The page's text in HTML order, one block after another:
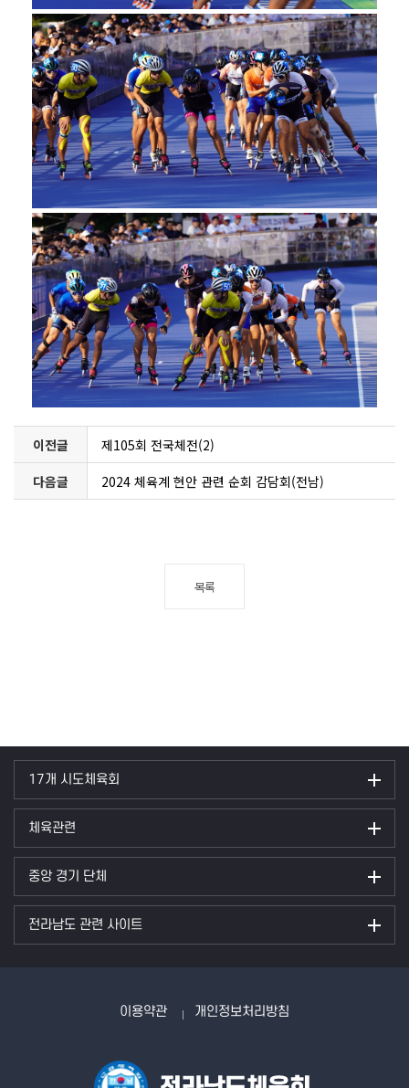
이전글
제105회 전국체전(2)
다음글
2024 체육계 현안 관련 순회 감담회(전남)
목록
17개 시도체육회
체육관련
중앙 경기 단체
전라남도 관련 사이트
이용약관 개인정보처리방침